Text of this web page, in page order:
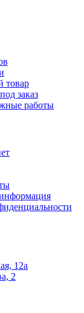
товар
заказ
работы
12а
2